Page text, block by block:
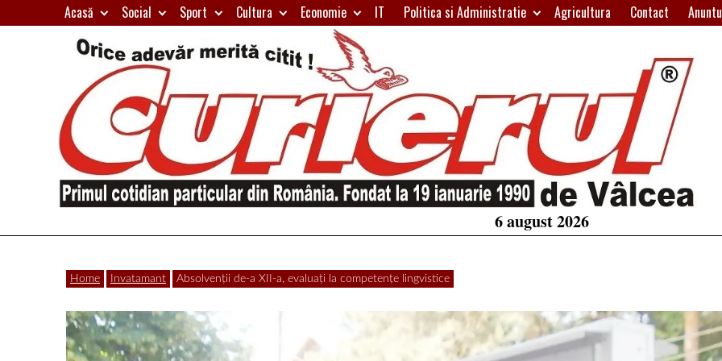
to
Acasă Social Sport Cultura Economie IT Politica si Administratie Agricultura Contact
Curierul
de
Primul
particular
din
România
6 august 2026
Home Invatamant Absolvenții de-a XII-a, evaluați la competențe lingvistice